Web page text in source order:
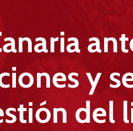
y
del